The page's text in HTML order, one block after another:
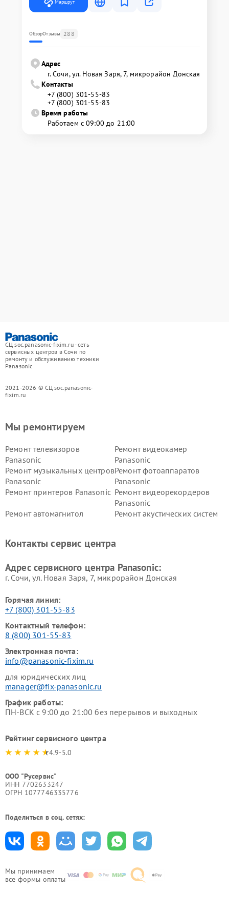
Маршрут
ОбзорОтзывы 288
Адрес
г. Сочи, ул. Новая Заря, 7, микрорайон Донская
Контакты
+7 (800) 301-55-83
+7 (800) 301-55-83
Время работы
Работаем с 09:00 до 21:00
СЦ soc.panasonic-fixim.ru - сеть
сервисных центров в Сочи по
ремонту и обслуживанию техники
Panasonic
2021-2026 © СЦ soc.panasonic-
fixim.ru
Мы принимаем
все формы оплаты
Мы ремонтируем
Ремонт телевизоров
Panasonic
Ремонт видеокамер
Panasonic
Ремонт музыкальных центров
Panasonic
Ремонт фотоаппаратов
Panasonic
Ремонт принтеров Panasonic Ремонт видеорекордеров
Panasonic
Ремонт автомагнитол
Ремонт акустических систем
панелей Panasonic
Контакты сервис центра
Адрес сервисного центра Panasonic:
г. Сочи, ул. Новая Заря, 7, микрорайон Донская
Горячая линия:
+7 (800) 301-55-83
Контактный телефон:
8 (800) 301-55-83
Электронная почта:
info@panasonic-fixim.ru
для юридических лиц
manager@fix-panasonic.ru
График работы:
ПН-ВСК с 9:00 до 21:00 без перерывов и выходных
Рейтинг сервисного центра
4.9-5.0
ООО "Русервис"
ИНН 7702633247
ОГРН 1077746335776
Поделиться в соц. сетях: